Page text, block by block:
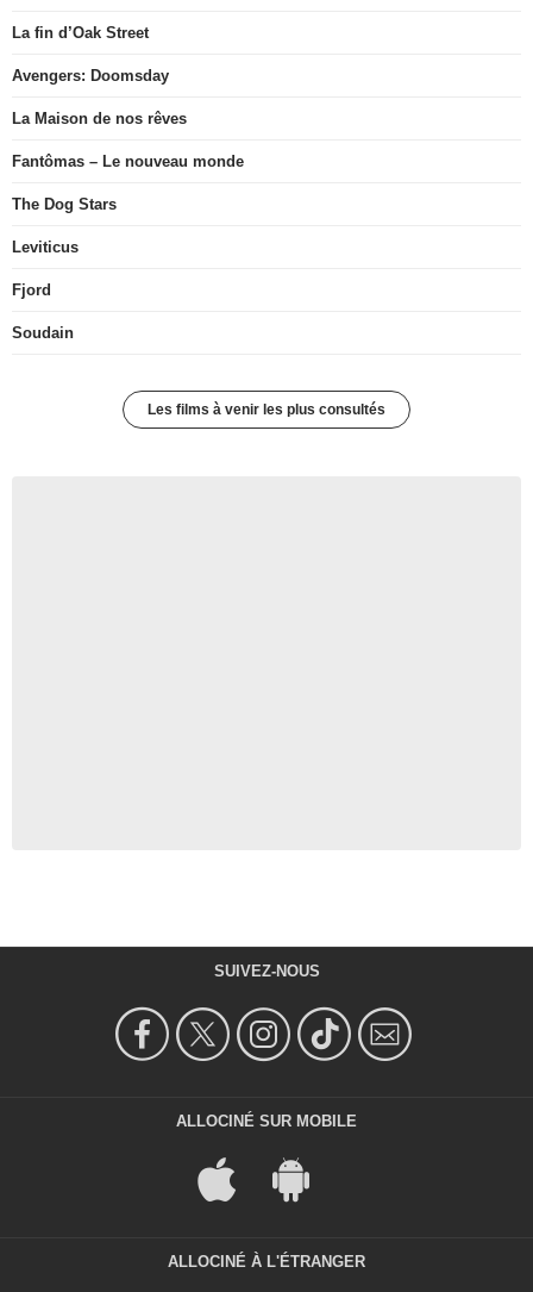
La fin d’Oak Street
Avengers: Doomsday
La Maison de nos rêves
Fantômas – Le nouveau monde
The Dog Stars
Leviticus
Fjord
Soudain
Les films à venir les plus consultés
SUIVEZ-NOUS
ALLOCINÉ SUR MOBILE
ALLOCINÉ À L'ÉTRANGER